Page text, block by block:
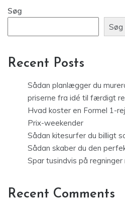
Søg
Søg
Recent Posts
Sådan planlægger du
priserne fra idé til færdigt
Hvad koster en Formel 1-
Prix-weekender
Sådan kitesurfer du billigt
Sådan skaber du den
Spar tusindvis på
Recent Comments